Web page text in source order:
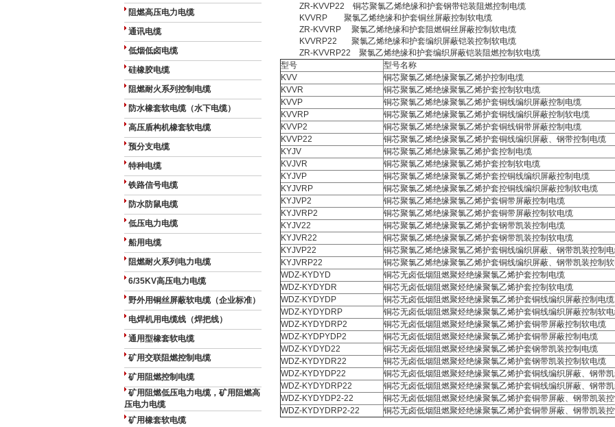
阻燃高压电力电缆
通讯电缆
低烟低卤电缆
硅橡胶电缆
阻燃耐火系列控制电缆
防水橡套软电缆（水下电缆）
高压盾构机橡套软电缆
预分支电缆
特种电缆
铁路信号电缆
防水防鼠电缆
低压电力电缆
船用电缆
阻燃耐火系列电力电缆
6/35KV高压电力电缆
野外用铜丝屏蔽软电缆（企业标准）
电焊机用电缆线（焊把线）
通用型橡套软电缆
矿用交联阻燃控制电缆
矿用阻燃控制电缆
矿用阻燃低压电力电缆，矿用阻燃高
压电力电缆
矿用橡套软电缆
ZR-KVVP22 铜芯聚氯乙烯绝缘和护套钢带铠装阻燃控制电缆
KVVRP 聚氯乙烯绝缘和护套铜丝屏蔽控制软电缆
ZR-KVVRP 聚氯乙烯绝缘和护套阻燃铜丝屏蔽控制软电缆
KVVRP22 聚氯乙烯绝缘和护套编织屏蔽铠装控制软电缆
ZR-KVVRP22 聚氯乙烯绝缘和护套编织屏蔽铠装阻燃控制软电缆
型号
型号名称
KVV
铜芯聚氯乙烯绝缘聚氯乙烯护控制电缆
KVVR
铜芯聚氯乙烯绝缘聚氯乙烯护套控制软电缆
KVVP
铜芯聚氯乙烯绝缘聚氯乙烯护套铜线编织屏蔽控制电缆
KVVRP
铜芯聚氯乙烯绝缘聚氯乙烯护套铜线编织屏蔽控制软电缆
KVVP2
铜芯聚氯乙烯绝缘聚氯乙烯护套铜线铜带屏蔽控制电缆
KVVP22
铜芯聚氯乙烯绝缘聚氯乙烯护套铜线编织屏蔽、钢带控制电缆
KYJV
铜芯聚氯乙烯绝缘聚氯乙烯护套控制电缆
KVJVR
铜芯聚氯乙烯绝缘聚氯乙烯护套控制软电缆
KYJVP
铜芯聚氯乙烯绝缘聚氯乙烯护套控铜线编织屏蔽控制电缆
KYJVRP
铜芯聚氯乙烯绝缘聚氯乙烯护套控铜线编织屏蔽控制软电缆
KYJVP2
铜芯聚氯乙烯绝缘聚氯乙烯护套铜带屏蔽控制电缆
KYJVRP2
铜芯聚氯乙烯绝缘聚氯乙烯护套铜带屏蔽控制软电缆
KYJV22
铜芯聚氯乙烯绝缘聚氯乙烯护套钢带凯装控制电缆
KYJVR22
铜芯聚氯乙烯绝缘聚氯乙烯护套钢带凯装控制软电缆
KYJVP22
铜芯聚氯乙烯绝缘聚氯乙烯护套铜线编织屏蔽、钢带凯装控制
KYJVRP22
铜芯聚氯乙烯绝缘聚氯乙烯护套铜线编织屏蔽、钢带凯装控制
WDZ-KYDYD
铜芯无卤低烟阻燃聚烃绝缘聚氯乙烯护套控制电缆
WDZ-KYDYDR
铜芯无卤低烟阻燃聚烃绝缘聚氯乙烯护套控制软电缆
WDZ-KYDYDP
铜芯无卤低烟阻燃聚烃绝缘聚氯乙烯护套铜线编织屏蔽控制电缆
WDZ-KYDYDRP
铜芯无卤低烟阻燃聚烃绝缘聚氯乙烯护套铜线编织屏蔽控制软
WDZ-KYDYDRP2
铜芯无卤低烟阻燃聚烃绝缘聚氯乙烯护套铜带屏蔽控制软电缆
WDZ-KYDPYDP2
铜芯无卤低烟阻燃聚烃绝缘聚氯乙烯护套铜带屏蔽控制电缆
WDZ-KYDYD22
铜芯无卤低烟阻燃聚烃绝缘聚氯乙烯护套钢带凯装控制电缆
WDZ-KYDYDR22
铜芯无卤低烟阻燃聚烃绝缘聚氯乙烯护套钢带凯装控制软电缆
WDZ-KYDYDP22
铜芯无卤低烟阻燃聚烃绝缘聚氯乙烯护套铜线编织屏蔽、钢带
WDZ-KYDYDRP22
铜芯无卤低烟阻燃聚烃绝缘聚氯乙烯护套铜线编织屏蔽、钢带
WDZ-KYDYDP2-22
铜芯无卤低烟阻燃聚烃绝缘聚氯乙烯护套铜带屏蔽、钢带凯装
WDZ-KYDYDRP2-22
铜芯无卤低烟阻燃聚烃绝缘聚氯乙烯护套铜带屏蔽、钢带凯装